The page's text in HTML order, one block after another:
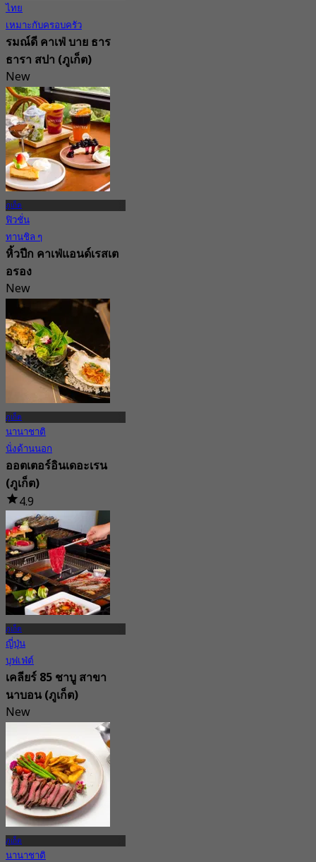
ไทย
เหมาะกับครอบครัว
รมณ์ดี คาเฟ่ บาย ธาร
ธารา สปา (ภูเก็ต)
New
4.9
จาก฿ 350
ภูเก็ต
ฟิวชั่น
ทานชิล ๆ
หิ้วปีก คาเฟ่แอนด์เรสเต
อรอง
New
4.4
จาก฿ 296.66
ภูเก็ต
นานาชาติ
นั่งด้านนอก
ออตเตอร์อินเดอะเรน
(ภูเก็ต)
4.9
153 การจอง
จาก฿ 316.66
ภูเก็ต
ญี่ปุ่น
บุฟเฟ่ต์
เคลียร์ 85 ชาบู สาขา
นาบอน (ภูเก็ต)
New
จาก฿ 698
ภูเก็ต
นานาชาติ